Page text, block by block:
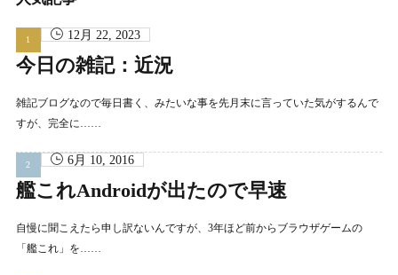
12月 22, 2023
今日の雑記：近況
雑記ブログなので毎日書く、みたいな事を先月末に言っていた気がするんで
すが、完全に……
6月 10, 2016
艦これAndroidが出たので早速
自慢に聞こえたら申し訳ないんですが、3年ほど前からブラウザゲームの
「艦これ」を……